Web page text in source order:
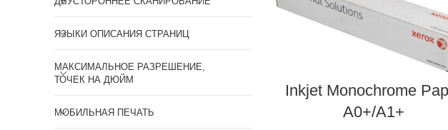
ЯЗЫКИ ОПИСАНИЯ СТРАНИЦ
МАКСИМАЛЬНОЕ РАЗРЕШЕНИЕ,
ТОЧЕК НА ДЮЙМ
МОБИЛЬНАЯ ПЕЧАТЬ
Inkjet Monochrome
A0+/A1+